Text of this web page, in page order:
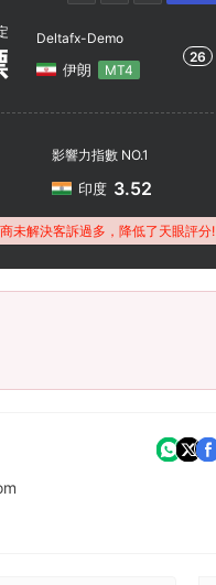
Deltafx-Demo
伊朗 MT4
26
影響力指數 NO.1
印度 3.52
未解決客訴過多，降低了天眼評分!